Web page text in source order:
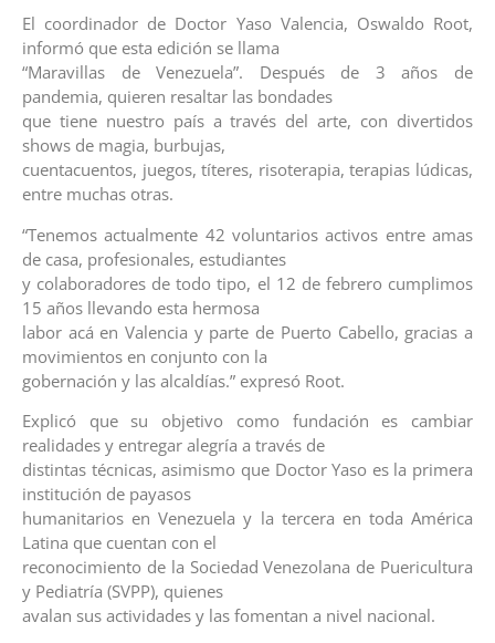
El coordinador de Doctor Yaso Valencia, Oswaldo Root,
informó que esta edición se llama
“Maravillas de Venezuela”. Después de 3 años de
pandemia, quieren resaltar las bondades
que tiene nuestro país a través del arte, con divertidos
shows de magia, burbujas,
cuentacuentos, juegos, títeres, risoterapia, terapias lúdicas,
entre muchas otras.
“Tenemos actualmente 42 voluntarios activos entre amas
de casa, profesionales, estudiantes
y colaboradores de todo tipo, el 12 de febrero cumplimos
15 años llevando esta hermosa
labor acá en Valencia y parte de Puerto Cabello, gracias a
movimientos en conjunto con la
gobernación y las alcaldías.” expresó Root.
Explicó que su objetivo como fundación es cambiar
realidades y entregar alegría a través de
distintas técnicas, asimismo que Doctor Yaso es la primera
institución de payasos
humanitarios en Venezuela y la tercera en toda América
Latina que cuentan con el
reconocimiento de la Sociedad Venezolana de Puericultura
y Pediatría (SVPP), quienes
avalan sus actividades y las fomentan a nivel nacional.